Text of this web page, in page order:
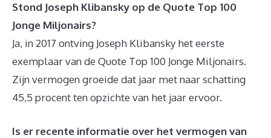
Stond Joseph Klibansky op de Quote Top 100
Jonge Miljonairs?
Ja, in 2017 ontving Joseph Klibansky het eerste
exemplaar van de Quote Top 100 Jonge Miljonairs.
Zijn vermogen groeide dat jaar met naar schatting
45,5 procent ten opzichte van het jaar ervoor.
Is er recente informatie over het vermogen van